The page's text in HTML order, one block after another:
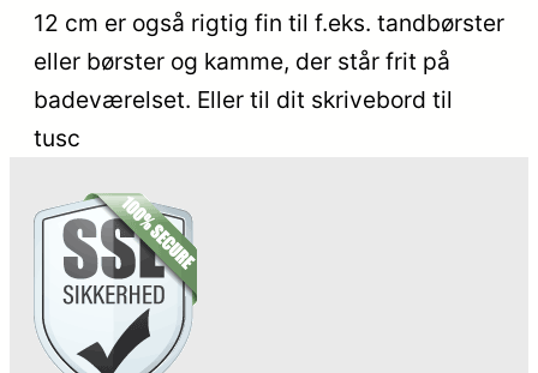
12 cm er også rigtig fin til f.eks. tandbørster
eller børster og kamme, der står frit på
badeværelset. Eller til dit skrivebord til
tusc